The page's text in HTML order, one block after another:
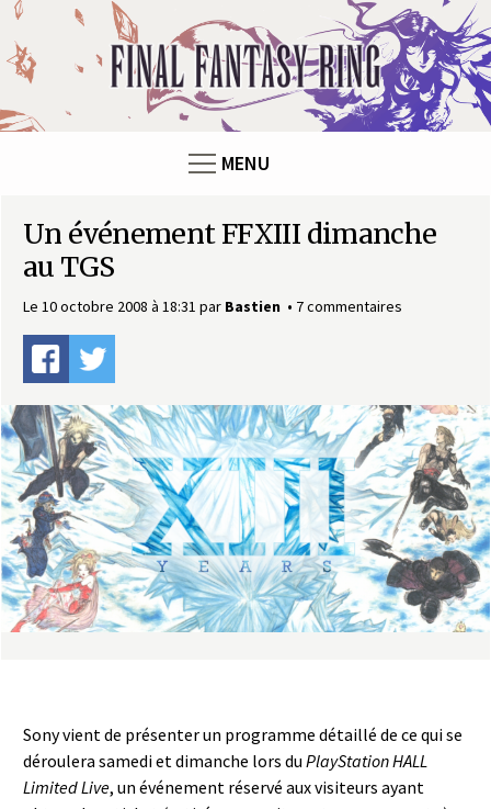
F
n
n
t
a
s
y
MENU
Un événement FFXIII dimanche
au TGS
Le 10 octobre 2008 à 18:31 par Bastien 7 commentaires
Sony vient de présenter un programme détaillé de ce qui se
déroulera samedi et dimanche lors du PlayStation HALL
Limited Live, un événement réservé aux visiteurs ayant
Panneau de gestion des cookies